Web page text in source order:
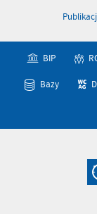
BIP
Bazy